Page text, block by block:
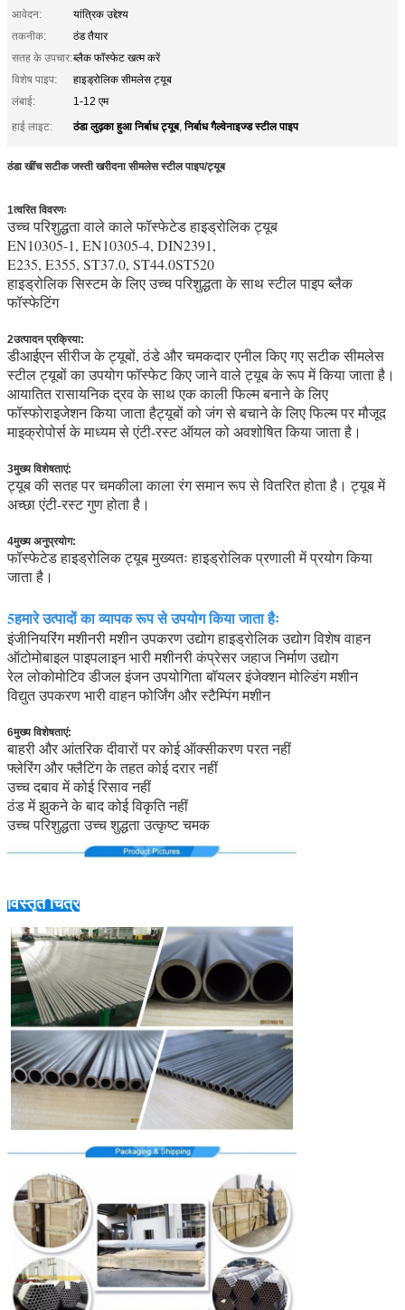
आवेदन:
यांत्रिक उद्देश्य
तकनीक:
ठंड तैयार
सतह के उपचार:ब्लैक फॉस्फेट खत्म करें
विशेष पाइप:
हाइड्रोलिक सीमलेस ट्यूब
लंबाई:
1-12 एम
हाई लाइट:
ठंडा लुढ़का हुआ निर्बाध ट्यूब,निर्बाध गैल्वेनाइज्ड स्टील पाइप
ठंडा खींच सटीक जस्ती खरीदना सीमलेस स्टील पाइप/ट्यूब
1त्वरित विवरणः
उच्च परिशुद्धता वाले काले फॉस्फेटेड हाइड्रोलिक ट्यूब
EN10305-1, EN10305-4, DIN2391,
E235, E355, ST37.0, ST44.0ST520
हाइड्रोलिक सिस्टम के लिए उच्च परिशुद्धता के साथ स्टील पाइप ब्लैक
फॉस्फेटिंग
2उत्पादन प्रक्रिया:
डीआईएन सीरीज के ट्यूबों, ठंडे और चमकदार एनील किए गए सटीक सीमलेस
स्टील ट्यूबों का उपयोग फॉस्फेट किए जाने वाले ट्यूब के रूप में किया जाता है।
आयातित रासायनिक द्रव के साथ एक काली फिल्म बनाने के लिए
फॉस्फोराइजेशन किया जाता हैट्यूबों को जंग से बचाने के लिए फिल्म पर मौजूद
माइक्रोपोर्स के माध्यम से एंटी-रस्ट ऑयल को अवशोषित किया जाता है।
3मुख्य विशेषताएं:
ट्यूब की सतह पर चमकीला काला रंग समान रूप से वितरित होता है। ट्यूब में
अच्छा एंटी-रस्ट गुण होता है।
4मुख्य अनुप्रयोग:
फॉस्फेटेड हाइड्रोलिक ट्यूब मुख्यतः हाइड्रोलिक प्रणाली में प्रयोग किया
जाता है।
5हमारे उत्पादों का व्यापक रूप से उपयोग किया जाता हैः
इंजीनियरिंग मशीनरी मशीन उपकरण उद्योग हाइड्रोलिक उद्योग विशेष वाहन
ऑटोमोबाइल पाइपलाइन भारी मशीनरी कंप्रेसर जहाज निर्माण उद्योग
रेल लोकोमोटिव डीजल इंजन उपयोगिता बॉयलर इंजेक्शन मोल्डिंग मशीन
विद्युत उपकरण भारी वाहन फोर्जिंग और स्टैम्पिंग मशीन
6मुख्य विशेषताएं:
बाहरी और आंतरिक दीवारों पर कोई ऑक्सीकरण परत नहीं
फ्लेरिंग और फ्लैटिंग के तहत कोई दरार नहीं
उच्च दबाव में कोई रिसाव नहीं
ठंड में झुकने के बाद कोई विकृति नहीं
उच्च परिशुद्धता उच्च शुद्धता उत्कृष्ट चमक
विस्तृत चित्र